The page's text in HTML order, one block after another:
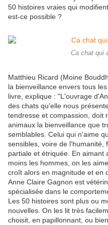
50 histoires vraies qui
est-ce possible ?
Ca chat qui
Matthieu Ricard (Moine
la bienveillance envers tous
livre, explique : "L'ouvrage
des chats qu'elle nous
tendresse et compassion, doit
animaux la bienveillance que
semblables. Celui qui n'aime
sensibles, voire de l'humanité,
partiale et étriquée. En aimant
moins les hommes, on les
croît alors en magnitude et en
Anne Claire Gagnon est
spécialisée dans le
Les 50 histoires sont plus ou
nouvelles. On les lit très
choisit, en papillonnant, ou